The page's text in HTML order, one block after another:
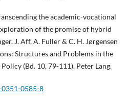
the academic-vocational
of the promise of hybrid
J. Aff, A. Fuller & C. H. Jørgensen
Structures and Problems in the
(Bd. 10, 79-111). Peter Lang.
0585-8